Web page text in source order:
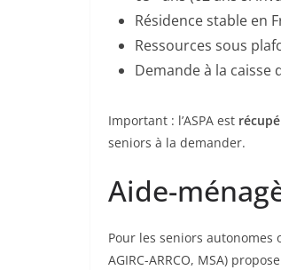
Résidence stable en
Ressources sous
Demande à la caisse
Important : l’ASPA est
seniors à la demander.
Aide-
Pour les seniors autonomes
AGIRC-ARRCO, MSA)